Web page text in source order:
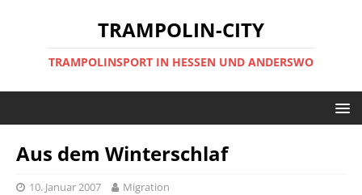
TRAMPOLIN-CITY
TRAMPOLINSPORT IN HESSEN UND ANDERSWO
Aus dem Winterschlaf
10. Januar 2007 Migration